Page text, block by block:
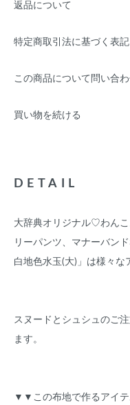
返品について
特定商取引法に基づく表記
この商品について問い合わ
買い物を続ける
DETAIL
大辞典オリジナル♡わん
リーパンツ、マナーバン
白地色水玉(大)」は様々な
スヌードとシュシュのご
ます。
▼▼この布地で作るアイ